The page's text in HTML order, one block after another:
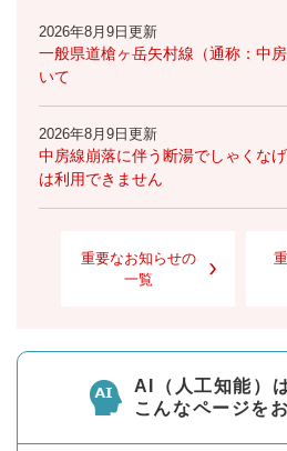
2026年8月9日更新
一般県道槍ヶ岳矢村線（通称：中
いて
2026年8月9日更新
中房線崩落に伴う断湯でしゃくな
は利用できません
重要なお知らせの
一覧
AI（人工知能）
こんなページを